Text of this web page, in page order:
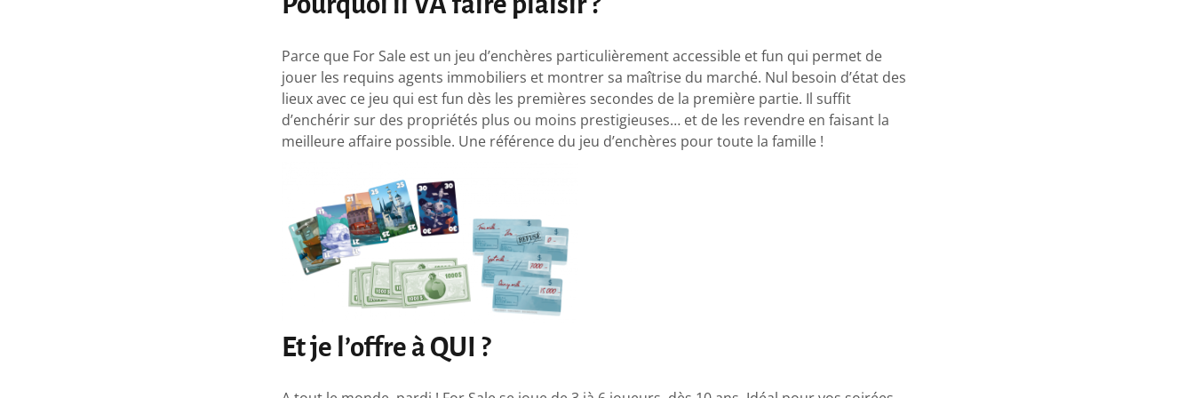
Parce que For Sale est un jeu d’enchères particulièrement accessible et fun qui permet de
jouer les requins agents immobiliers et montrer sa maîtrise du marché. Nul besoin d’état des
lieux avec ce jeu qui est fun dès les premières secondes de la première partie. Il suffit
d’enchérir sur des propriétés plus ou moins prestigieuses… et de les revendre en faisant la
meilleure affaire possible. Une référence du jeu d’enchères pour toute la famille !
Et je l’offre à QUI ?